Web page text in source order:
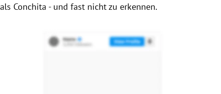
als Conchita - und fast nicht zu erkennen.